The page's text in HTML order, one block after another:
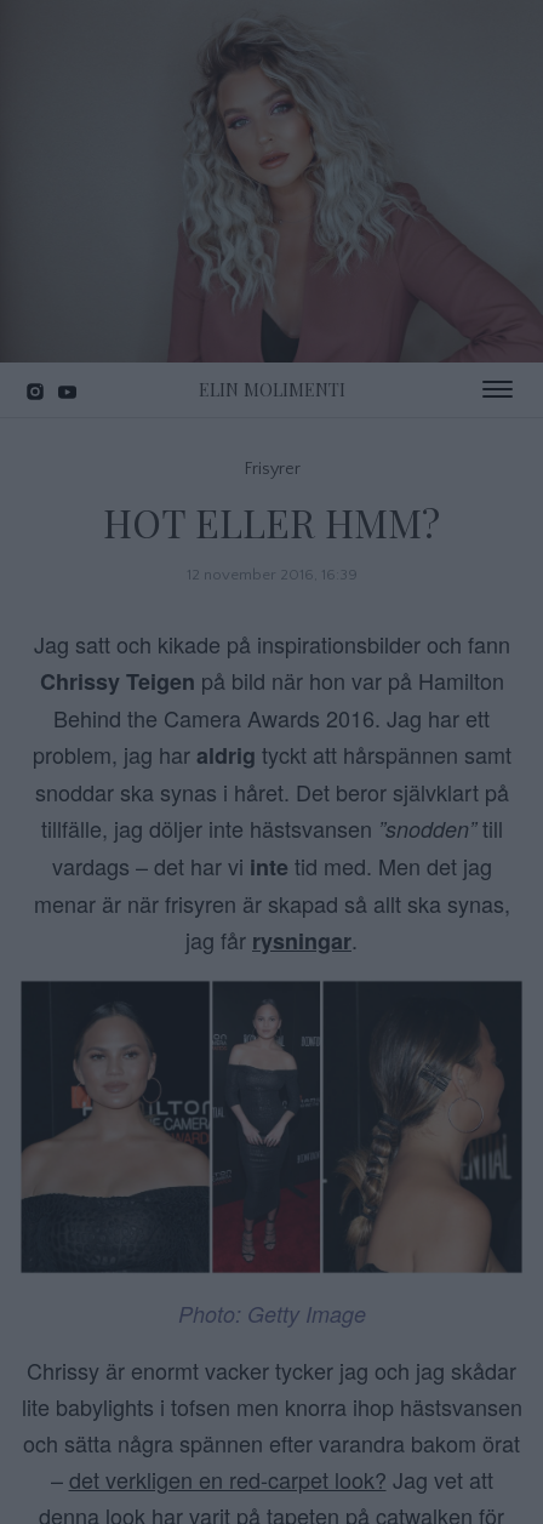
ELIN MOLIMENTI Toggle
Frisyrer
HOT ELLER HMM?
12 november 2016, 16:39
Jag satt och kikade på inspirationsbilder och fann
Chrissy Teigen på bild när hon var på Hamilton
Behind the Camera Awards 2016. Jag har ett
problem, jag haraldrig tyckt att hårspännen samt
snoddar ska synas i håret. Det beror självklart på
tillfälle, jag döljer inte hästsvansen ”snodden”till
vardags – det har vi inte tid med. Men det jag
menar är när frisyren är skapad så allt ska synas,
jag får rysningar.
Photo: Getty Image
Chrissy är enormt vacker tycker jag och jag skådar
lite babylights i tofsen men knorra ihop hästsvansen
och sätta några spännen efter varandra bakom örat
–det verkligen en red-carpet look? Jag vet att
denna look har varit på tapeten på catwalken för